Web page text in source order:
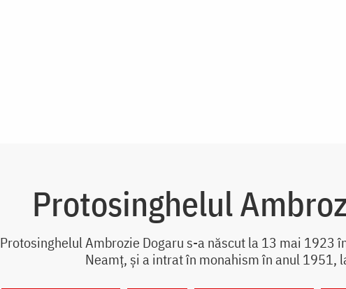
Protosinghelul
Protosinghelul Ambrozie Dogaru s-a născut la 13 mai 1923
Neamț, și a intrat în monahism în anul 1951,